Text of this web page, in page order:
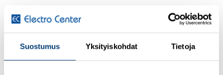
Suostumus Yksityiskohdat Tietoja
1130751